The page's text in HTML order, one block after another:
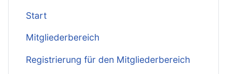
10.07.2026 Paarturnier Freitag
30.06.2026 Paarturnier Dienstag Abend
Start
Mitgliederbereich
Registrierung für den Mitgliederbereich